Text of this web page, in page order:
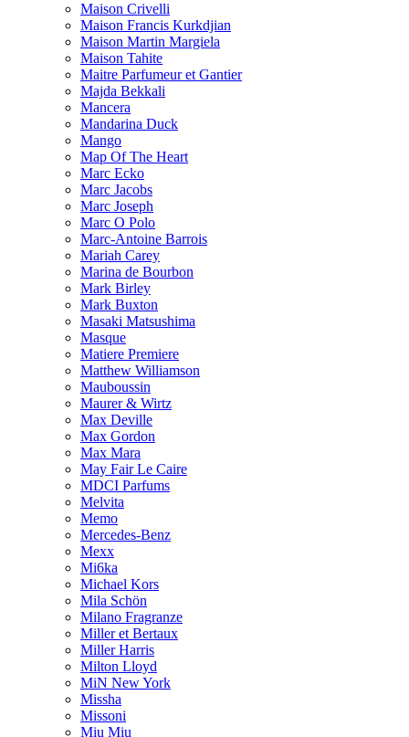
Maison Crivelli
Maison Francis Kurkdjian
Maison Martin Margiela
Maison Tahite
Maitre Parfumeur et Gantier
Majda Bekkali
Mancera
Mandarina Duck
Mango
Map Of The Heart
Marc Ecko
Marc Jacobs
Marc Joseph
Marc O Polo
Marc-Antoine Barrois
Mariah Carey
Marina de Bourbon
Mark Birley
Mark Buxton
Masaki Matsushima
Masque
Matiere Premiere
Matthew Williamson
Mauboussin
Maurer & Wirtz
Max Deville
Max Gordon
Max Mara
May Fair Le Caire
MDCI Parfums
Melvita
Memo
Mercedes-Benz
Mexx
Mi6ka
Michael Kors
Mila Schön
Milano Fragranze
Miller et Bertaux
Miller Harris
Milton Lloyd
MiN New York
Missha
Missoni
Miu Miu